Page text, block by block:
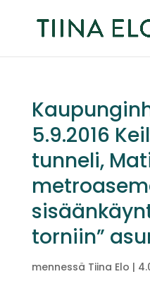
5.9.2016
tunneli,
torniin”
mennessä Tiina Elo |